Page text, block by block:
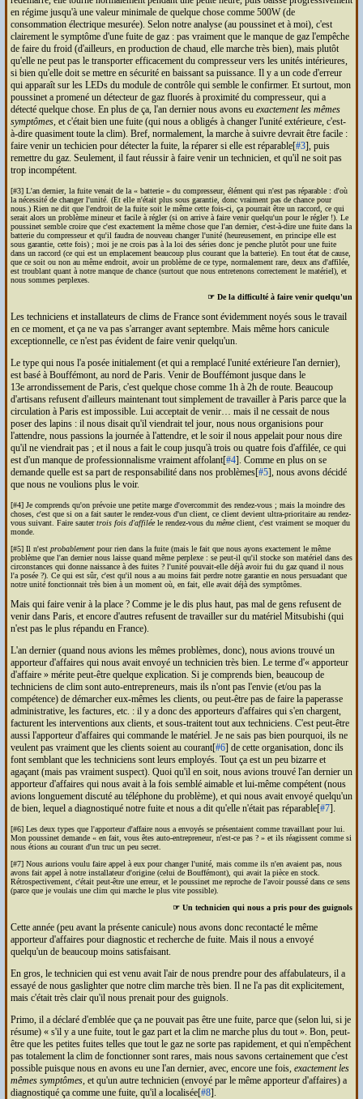
en régime jusqu'à une valeur minimale de quelque chose comme 500W (de
consommation électrique mesurée). Selon notre analyse (au poussinet et à moi), c'est
clairement le symptôme d'une fuite de gaz : pas vraiment que le manque de gaz l'empêche
de faire du froid (d'ailleurs, en production de chaud, elle marche très bien), mais plutôt
qu'elle ne peut pas le transporter efficacement du compresseur vers les unités intérieures,
si bien qu'elle doit se mettre en sécurité en baissant sa puissance. Il y a un code d'erreur
qui apparaît sur les LEDs du module de contrôle qui semble le confirmer. Et surtout, mon
poussinet a promené un détecteur de gaz fluorés à proximité du compresseur, qui a
détecté quelque chose. En plus de ça, l'an dernier nous avons eu exactement les mêmes
symptômes, et c'était bien une fuite (qui nous a obligés à changer l'unité extérieure, c'est-
à-dire quasiment toute la clim). Bref, normalement, la marche à suivre devrait être facile :
faire venir un techicien pour détecter la fuite, la réparer si elle est réparable[#3], puis
remettre du gaz. Seulement, il faut réussir à faire venir un technicien, et qu'il ne soit pas
trop incompétent.
[#3] L'an dernier, la fuite venait de la « batterie » du compresseur, élément qui n'est pas réparable : d'où
la nécessité de changer l'unité. (Et elle n'était plus sous garantie, donc vraiment pas de chance pour
nous.) Rien ne dit que l'endroit de la fuite soit le même cette fois-ci, ça pourrait être un raccord, ce qui
serait alors un problème mineur et facile à régler (si on arrive à faire venir quelqu'un pour le régler !). Le
poussinet semble croire que c'est exactement la même chose que l'an dernier, c'est-à-dire une fuite dans la
batterie du compresseur et qu'il faudra de nouveau changer l'unité (heureusement, en principe elle est
sous garantie, cette fois) ; moi je ne crois pas à la loi des séries donc je penche plutôt pour une fuite
dans un raccord (ce qui est un emplacement beaucoup plus courant que la batterie). En tout état de cause,
que ce soit ou non au même endroit, avoir un problème de ce type, normalement rare, deux ans d'affilée,
est troublant quant à notre manque de chance (surtout que nous entretenons correctement le matériel), et
nous sommes perplexes.
☞ De la difficulté à faire venir quelqu'un
Les techniciens et installateurs de clims de France sont évidemment noyés sous le travail
en ce moment, et ça ne va pas s'arranger avant septembre. Mais même hors canicule
exceptionnelle, ce n'est pas évident de faire venir quelqu'un.
Le type qui nous l'a posée initialement (et qui a remplacé l'unité extérieure l'an dernier),
est basé à Bouffémont, au nord de Paris. Venir de Bouffémont jusque dans le
13e arrondissement de Paris, c'est quelque chose comme 1h à 2h de route. Beaucoup
d'artisans refusent d'ailleurs maintenant tout simplement de travailler à Paris parce que la
circulation à Paris est impossible. Lui acceptait de venir… mais il ne cessait de nous
poser des lapins : il nous disait qu'il viendrait tel jour, nous nous organisions pour
l'attendre, nous passions la journée à l'attendre, et le soir il nous appelait pour nous dire
qu'il ne viendrait pas ; et il nous a fait le coup jusqu'à trois ou quatre fois d'affilée, ce qui
est d'un manque de professionnalisme vraiment affolant[#4]. Comme en plus on se
demande quelle est sa part de responsabilité dans nos problèmes[#5], nous avons décidé
que nous ne voulions plus le voir.
[#4] Je comprends qu'on prévoie une petite marge d'overcommit des rendez-vous ; mais la moindre des
choses, c'est que si on a fait sauter le rendez-vous d'un client, ce client devient ultra-prioritaire au rendez-
vous suivant. Faire sautertrois fois d'affiléele rendez-vous du mêmeclient, c'est vraiment se moquer du
monde.
[#5] Il n'est probablementpour rien dans la fuite (mais le fait que nous ayons exactement le même
problème que l'an dernier nous laisse quand même perplexe : se peut-il qu'il stocke son matériel dans des
circonstances qui donne naissance à des fuites ? l'unité pouvait-elle déjà avoir fui du gaz quand il nous
l'a posée ?). Ce qui est sûr, c'est qu'il nous a au moins fait perdre notre garantie en nous persuadant que
notre unité fonctionnait très bien à un moment où, en fait, elle avait déjà des symptômes.
Mais qui faire venir à la place ? Comme je le dis plus haut, pas mal de gens refusent de
venir dans Paris, et encore d'autres refusent de travailler sur du matériel Mitsubishi (qui
n'est pas le plus répandu en France).
L'an dernier (quand nous avions les mêmes problèmes, donc), nous avions trouvé un
apporteur d'affaires qui nous avait envoyé un technicien très bien. Le terme d'
apporteur
d'affaire
mérite peut-être quelque explication. Si je comprends bien, beaucoup de
techniciens de clim sont auto-entrepreneurs, mais ils n'ont pas l'envie (et/ou pas la
compétence) de démarcher eux-mêmes les clients, ou peut-être pas de faire la paperasse
administrative, les factures, etc. : il y a donc des apporteurs d'affaires qui s'en chargent,
facturent les interventions aux clients, et sous-traitent tout aux techniciens. C'est peut-être
aussi l'apporteur d'affaires qui commande le matériel. Je ne sais pas bien pourquoi, ils ne
veulent pas vraiment que les clients soient au courant[#6] de cette organisation, donc ils
font semblant que les techniciens sont leurs employés. Tout ça est un peu bizarre et
agaçant (mais pas vraiment suspect). Quoi qu'il en soit, nous avions trouvé l'an dernier un
apporteur d'affaires qui nous avait à la fois semblé aimable et lui-même compétent (nous
avions longuement discuté au téléphone du problème), et qui nous avait envoyé quelqu'un
de bien, lequel a diagnostiqué notre fuite et nous a dit qu'elle n'était pas réparable[#7].
[#6] Les deux types que l'apporteur d'affaire nous a envoyés se présentaient comme travaillant pour lui.
Mon poussinet demande
en fait, vous êtes auto-entrepreneur, n'est-ce pas ?
et ils réagissent comme si
nous étions au courant d'un truc un peu secret.
[#7] Nous aurions voulu faire appel à eux pour changer l'unité, mais comme ils n'en avaient pas, nous
avons fait appel à notre installateur d'origine (celui de Bouffémont), qui avait la pièce en stock.
Rétrospectivement, c'était peut-être une erreur, et le poussinet me reproche de l'avoir poussé dans ce sens
(parce que je voulais une clim qui marche le plus vite possible).
☞ Un technicien qui nous a pris pour des guignols
Cette année (peu avant la présente canicule) nous avons donc recontacté le même
apporteur d'affaires pour diagnostic et recherche de fuite. Mais il nous a envoyé
quelqu'un de beaucoup moins satisfaisant.
En gros, le technicien qui est venu avait l'air de nous prendre pour des affabulateurs, il a
essayé de nous gaslighter que notre clim marche très bien. Il ne l'a pas dit explicitement,
mais c'était très clair qu'il nous prenait pour des guignols.
Primo, il a déclaré d'emblée que ça ne pouvait pas être une fuite, parce que (selon lui, si je
résume)
s'il y a une fuite, tout le gaz part et la clim ne marche plus du tout
. Bon, peut-
être que les petites fuites telles que tout le gaz ne sorte pas rapidement, et qui n'empêchent
pas totalement la clim de fonctionner sont rares, mais nous savons certainement que c'est
possible puisque nous en avons eu une l'an dernier, avec, encore une fois, exactement les
mêmes symptômes, et qu'un autre technicien (envoyé par le même apporteur d'affaires) a
diagnostiqué ça comme une fuite, qu'il a localisée[#8].